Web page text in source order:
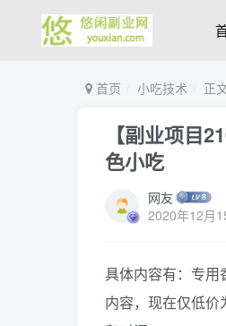
首页 小吃技术 正
【副业项目
色小吃
网友
2020年12月
具体内容有：专用
内容，现在仅低